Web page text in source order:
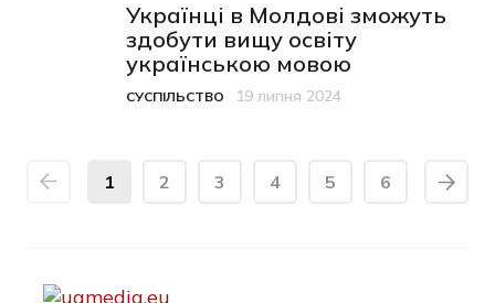
Українці в Молдові зможуть
здобути вищу освіту
українською мовою
Категорія
СУСПІЛЬСТВО
Дата публікації19 липня 2024
1 2 3 4 5 6